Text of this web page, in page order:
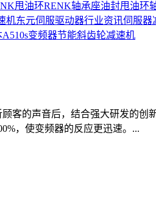
甩油环RENK轴承座油封甩油环
机东元伺服驱动器行业资讯伺服器
A510s变频器节能斜齿轮减速机
客的声音后，结合强大研发的
，使变频器的反应更迅速。...